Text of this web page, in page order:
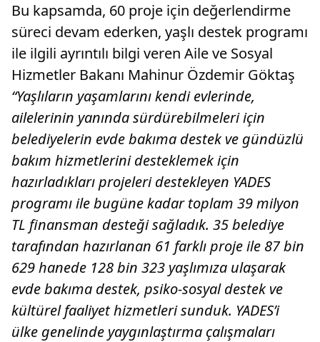
Bu kapsamda, 60 proje için değerlendirme
süreci devam ederken, yaşlı destek programı
ile ilgili ayrıntılı bilgi veren Aile ve Sosyal
Hizmetler Bakanı Mahinur Özdemir Göktaş
“Yaşlıların yaşamlarını kendi evlerinde,
ailelerinin yanında sürdürebilmeleri için
belediyelerin evde bakıma destek ve gündüzlü
bakım hizmetlerini desteklemek için
hazırladıkları projeleri destekleyen YADES
programı ile bugüne kadar toplam 39 milyon
TL finansman desteği sağladık. 35 belediye
tarafından hazırlanan 61 farklı proje ile 87 bin
629 hanede 128 bin 323 yaşlımıza ulaşarak
evde bakıma destek, psiko-sosyal destek ve
kültürel faaliyet hizmetleri sunduk. YADES’i
ülke genelinde yaygınlaştırma çalışmaları